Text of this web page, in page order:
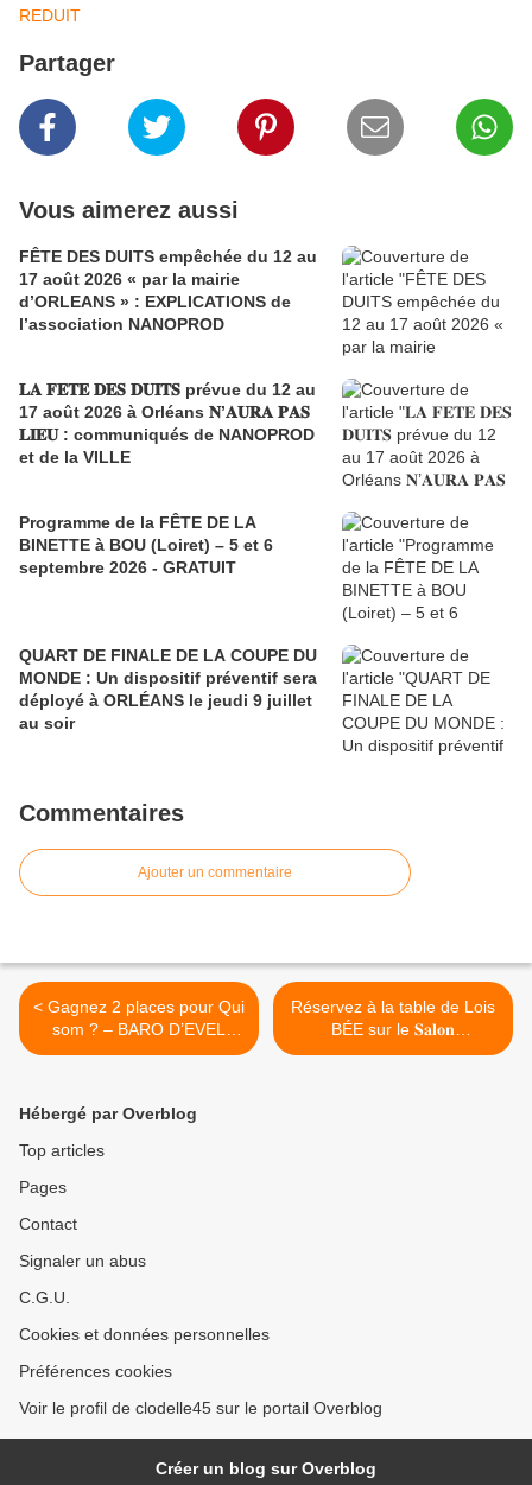
REDUIT
Partager
Vous aimerez aussi
FÊTE DES DUITS empêchée du 12 au
17 août 2026 « par la mairie
d’ORLEANS » : EXPLICATIONS de
l’association NANOPROD
𝐋𝐀 𝐅𝐄𝐓𝐄 𝐃𝐄𝐒 𝐃𝐔𝐈𝐓𝐒 prévue du 12 au
17 août 2026 à Orléans 𝐍’𝐀𝐔𝐑𝐀 𝐏𝐀𝐒
𝐋𝐈𝐄𝐔 : communiqués de NANOPROD
et de la VILLE
Programme de la FÊTE DE LA
BINETTE à BOU (Loiret) – 5 et 6
septembre 2026 - GRATUIT
QUART DE FINALE DE LA COUPE DU
MONDE : Un dispositif préventif sera
déployé à ORLÉANS le jeudi 9 juillet
au soir
Commentaires
Ajouter un commentaire
< Gagnez 2 places pour Qui
som ? – BARO D’EVEL
(cirque, théâtre et danse) le
nationale / Théâtre
Réservez à la table de Lois
BÉE sur le 𝐒𝐚𝐥𝐨𝐧
𝐆𝐚𝐬𝐭𝐫𝐨𝐧𝐨𝐦𝐢𝐞 & 𝐕𝐢𝐧𝐬
Hébergé par Overblog
Top articles
Pages
Contact
Signaler un abus
C.G.U.
Cookies et données personnelles
Préférences cookies
Voir le profil de clodelle45 sur le portail Overblog
Créer un blog sur Overblog